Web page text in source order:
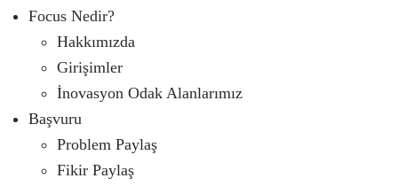
Focus Nedir?
Hakkımızda
Girişimler
İnovasyon Odak Alanlarımız
Başvuru
Problem Paylaş
Fikir Paylaş